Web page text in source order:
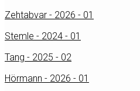
Zehtabvar - 2026 - 01
Stemle - 2024 - 01
Tang - 2025 - 02
Hörmann - 2026 - 01